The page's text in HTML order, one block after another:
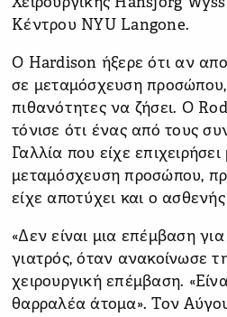
Κέντρου NYU Langone.
Ο Hardison ήξερε ότι αν
σε μεταμόσχευση
πιθανότητες να ζήσει. Ο
τόνισε ότι ένας από τους
Γαλλία που είχε
μεταμόσχευση προσώπου,
είχε αποτύχει και ο
«Δεν είναι μια επέμβαση
γιατρός, όταν ανακοίνωσε
χειρουργική επέμβαση.
θαρραλέα άτομα». Τον